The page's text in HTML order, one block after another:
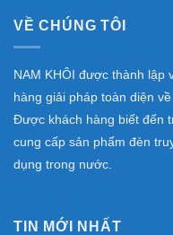
VỀ CHÚNG TÔI
NAM KHÔI được thành lập
hàng giải pháp toàn diện
Được khách hàng biết đến
cung cấp sản phẩm đèn
dụng trong nước.
TIN MỚI NHẤT